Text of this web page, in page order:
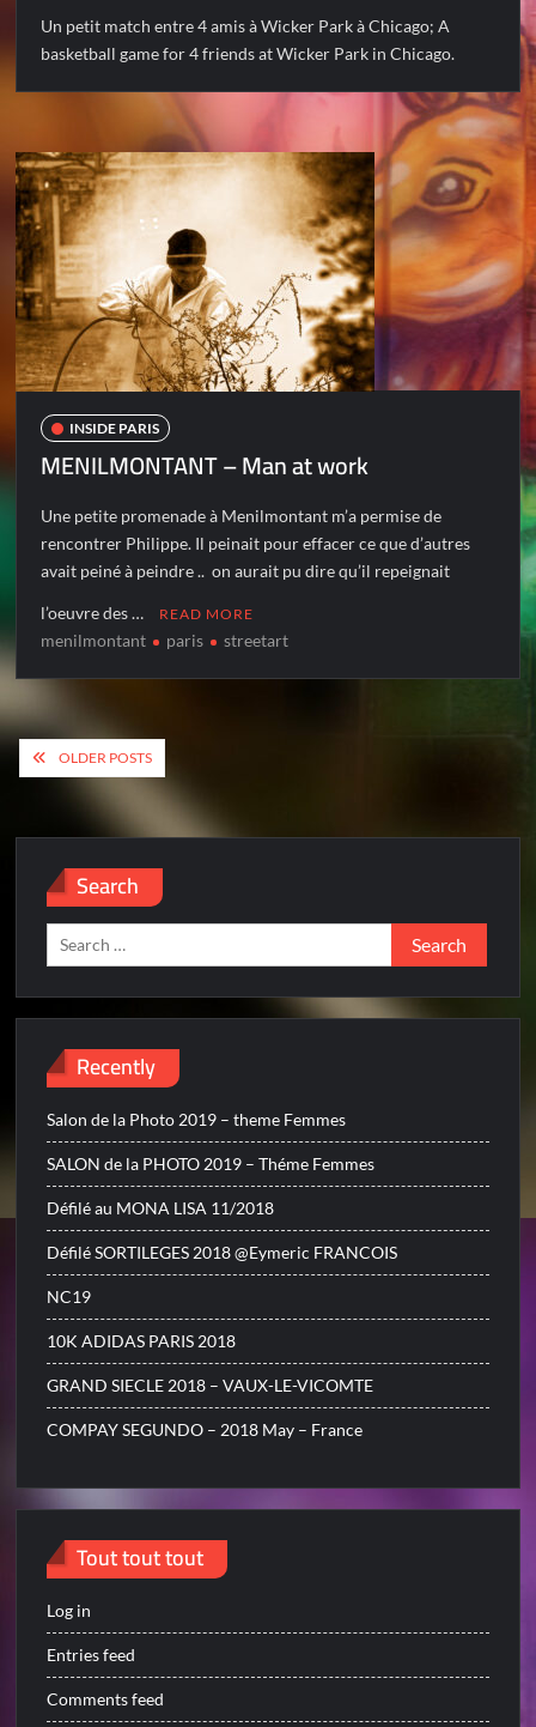
Un petit match entre 4 amis à Wicker Park à Chicago; A
basketball game for 4 friends at Wicker Park in Chicago.
INSIDE PARIS
MENILMONTANT – Man at work
Une petite promenade à Menilmontant m’a permise de
rencontrer Philippe. Il peinait pour effacer ce que d’autres
avait peiné à peindre .. on aurait pu dire qu’il repeignait
l’oeuvre des … READ MORE
menilmontant paris streetart
Posts
navigation
OLDER POSTS
Search
Search
for:
Recently
Salon de la Photo 2019 – theme Femmes
SALON de la PHOTO 2019 – Théme Femmes
Défilé au MONA LISA 11/2018
Défilé SORTILEGES 2018 @Eymeric FRANCOIS
NC19
10K ADIDAS PARIS 2018
GRAND SIECLE 2018 – VAUX-LE-VICOMTE
COMPAY SEGUNDO – 2018 May – France
Tout tout tout
Log in
Entries feed
Comments feed